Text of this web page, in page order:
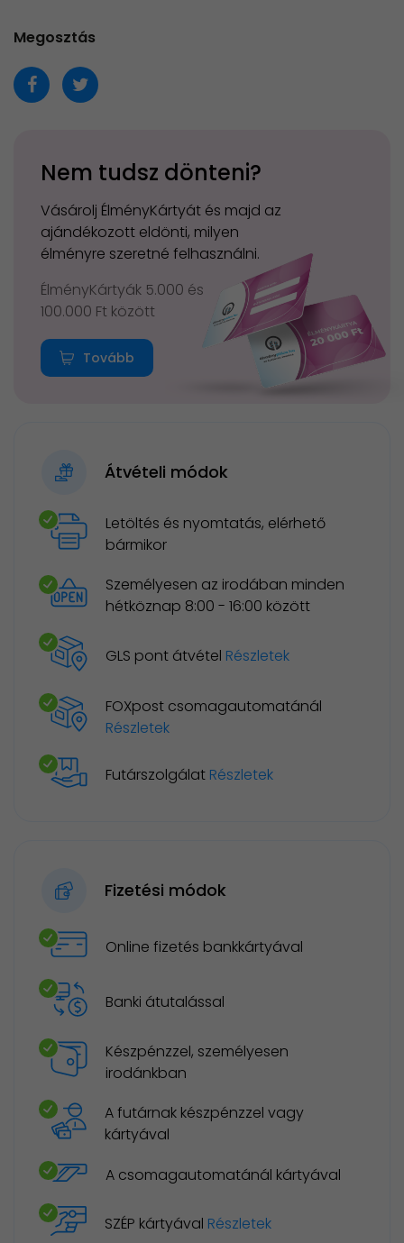
Megosztás
Nem tudsz dönteni?
Vásárolj ÉlményKártyát és majd az
ajándékozott eldönti, milyen
élményre szeretné felhasználni.
ÉlményKártyák 5.000 és
100.000 Ft között
Tovább
Átvételi módok
Letöltés és nyomtatás, elérhető
bármikor
Személyesen az irodában minden
hétköznap 8:00 - 16:00 között
GLS pont átvétel Részletek
FOXpost csomagautomatánál
Részletek
Futárszolgálat Részletek
Fizetési módok
Online fizetés bankkártyával
Banki átutalással
Készpénzzel, személyesen
irodánkban
A futárnak készpénzzel vagy
kártyával
A csomagautomatánál kártyával
SZÉP kártyával Részletek